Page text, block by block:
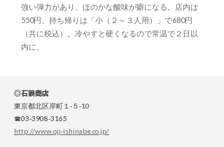
強い弾力があり、ほのかな酸味が癖になる。店内は
550円、持ち帰りは「小（２～３人用）」で680円
（共に税込）。冷やすと硬くなるので常温で２日以
内に。
◎石鍋商店
東京都北区岸町１-５-10
☎03-3908-3165
http://www.oji-ishinabe.co.jp/